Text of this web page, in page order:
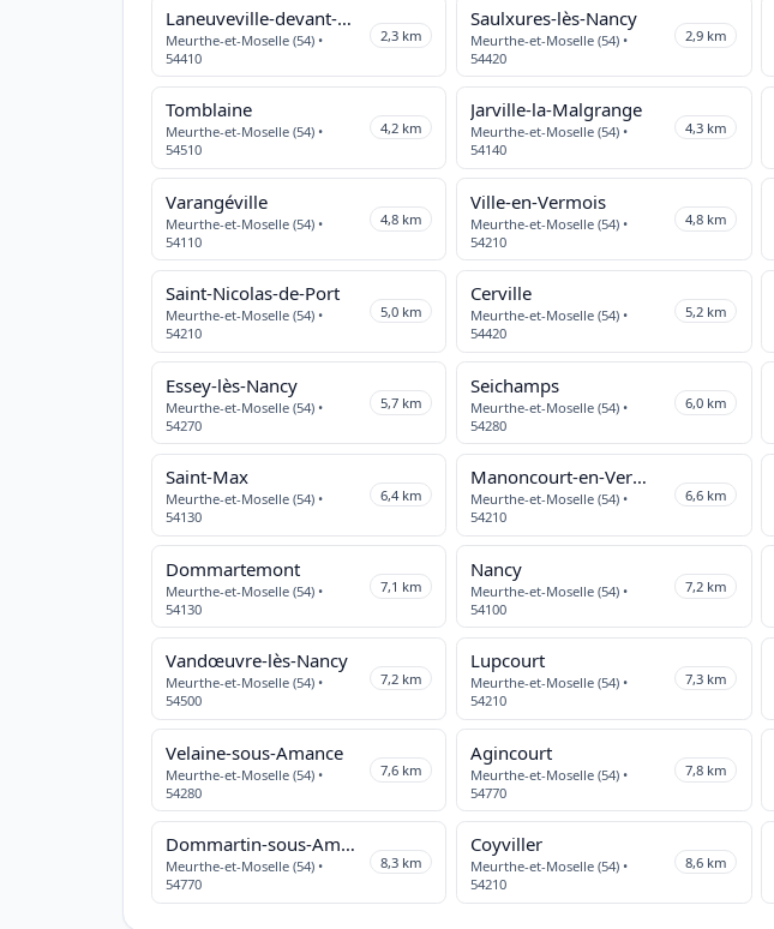
Laneuveville-devant-Nancy
Meurthe-et-Moselle (54) •
54410
2,3 km
Saulxures-lès-Nancy
Meurthe-et-Moselle (54) •
54420
2,9 km
Tomblaine
Meurthe-et-Moselle (54) •
54510
4,2 km
Jarville-la-Malgrange
Meurthe-et-Moselle (54) •
54140
4,3 km
Varangéville
Meurthe-et-Moselle (54) •
54110
4,8 km
Ville-en-Vermois
Meurthe-et-Moselle (54) •
54210
4,8 km
Saint-Nicolas-de-Port
Meurthe-et-Moselle (54) •
54210
5,0 km
Cerville
Meurthe-et-Moselle (54) •
54420
5,2 km
Essey-lès-Nancy
Meurthe-et-Moselle (54) •
54270
5,7 km
Seichamps
Meurthe-et-Moselle (54) •
54280
6,0 km
Saint-Max
Meurthe-et-Moselle (54) •
54130
6,4 km
Manoncourt-en-Vermois
Meurthe-et-Moselle (54) •
54210
6,6 km
Dommartemont
Meurthe-et-Moselle (54) •
54130
7,1 km
Nancy
Meurthe-et-Moselle (54) •
54100
7,2 km
Vandœuvre-lès-Nancy
Meurthe-et-Moselle (54) •
54500
7,2 km
Lupcourt
Meurthe-et-Moselle (54) •
54210
7,3 km
Velaine-sous-Amance
Meurthe-et-Moselle (54) •
54280
7,6 km
Agincourt
Meurthe-et-Moselle (54) •
54770
7,8 km
Dommartin-sous-Amance
Meurthe-et-Moselle (54) •
54770
8,3 km
Coyviller
Meurthe-et-Moselle (54) •
54210
8,6 km